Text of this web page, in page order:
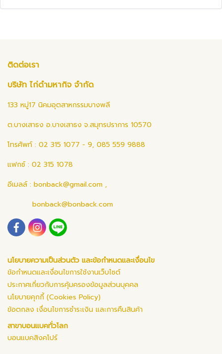
ติดต่อเรา
บริษัท ไก่ดำมหากิจ จำกัด
133 หมู่17 นิคมอุตสาหกรรมบางพลี
ต.บางเสาธง อ.บางเสาธง จ.สมุทรปราการ 10570
โทรศัพท์ : 02 315 1077 - 9, 085 559 9888
แฟกซ์ : 02 315 1078
อีเมลล์ : bonback@gmail.com ,
bonback@bonback.com
นโยบายความเป็นส่วนตัว และข้อกำหนดและเงื่อนไข
ข้อกำหนดและเงื่อนไขการใช้งานเว็บไซต์
ประกาศเกี่ยวกับการคุ้มครองข้อมูลส่วนบุคคล
นโยบายคุกกี้ (Cookies Policy)
ข้อตกลง เงื่อนไขการชำระเงิน และการคืนสินค้า
สาขาบอนแบคทั่วโลก
บอนแบคสิงคโปร์